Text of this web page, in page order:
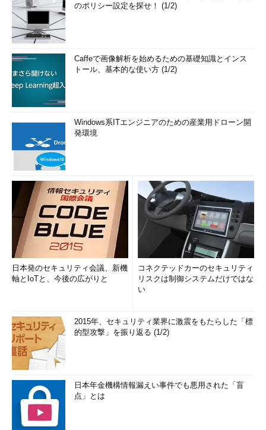
のポリシー設定を探せ！ (1/2)
Caffeで画像解析を始めるための基礎知識とインス
トール、基本的な使い方 (1/2)
Windows系ITエンジニアのための産業用ドローン開
発環境
日本発のセキュリティ会議、新機
軸とIoTと、今後の広がりと
コネクテッドカーのセキュリティ
リスクは制御システムだけではな
い
2015年、セキュリティ業界に激震をもたらした「標
的型攻撃」を振り返る (1/2)
日本年金機構情報漏えい事件でも悪用された「盲
点」とは